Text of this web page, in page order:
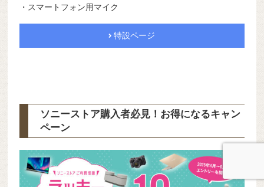
・スマートフォン用マイク
特設ページ
ソニーストア購入者必見！お得になるキャン
ペーン